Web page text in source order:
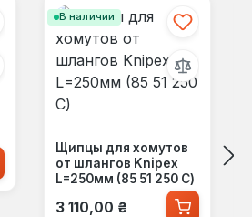
В наличии
Щипцы для хомутов
от шлангов Knipex
L=250мм (85 51 250 C)
Обычная цена:
3 110,00 ₴